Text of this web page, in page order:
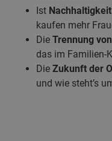
Ist Nachhaltigkeit
kaufen mehr
Die Trennung
das im Familien-
Die Zukunft der
und wie steht’s